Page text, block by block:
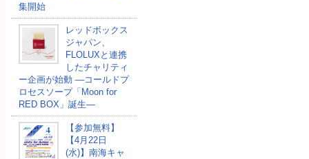
集開始
レッドボックス
ジャパン、
FLOLUXと連携
したチャリティ
ー企画が始動 ―コールドプ
ロセスソープ「Moon for
RED BOX」誕生―
【参加無料】
【4月22日
(水)】南海キャ